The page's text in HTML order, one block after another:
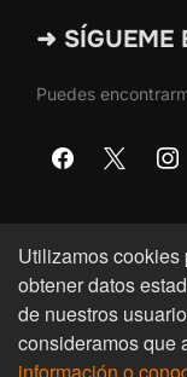
Utilizamos cookies
obtener datos
de nuestros
consideramos que
➜ SÍGUEME
Puedes
Copyright ©